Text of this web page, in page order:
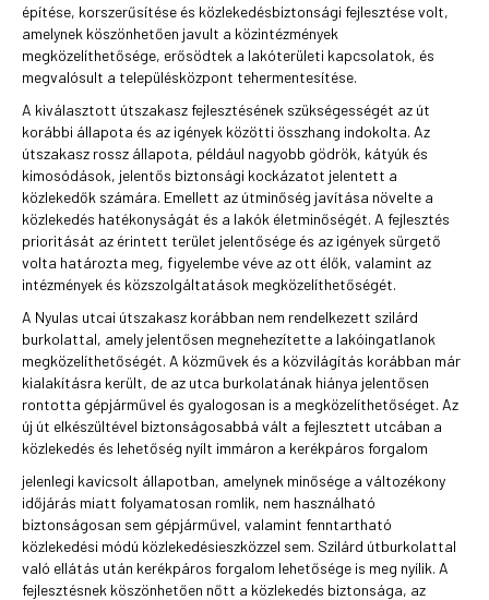
építése, korszerűsítése és közlekedésbiztonsági fejlesztése volt,
amelynek köszönhetően javult a közintézmények
megközelíthetősége, erősödtek a lakóterületi kapcsolatok, és
megvalósult a településközpont tehermentesítése.
A kiválasztott útszakasz fejlesztésének szükségességét az út
korábbi állapota és az igények közötti összhang indokolta. Az
útszakasz rossz állapota, például nagyobb gödrök, kátyúk és
kimosódások, jelentős biztonsági kockázatot jelentett a
közlekedők számára. Emellett az útminőség javítása növelte a
közlekedés hatékonyságát és a lakók életminőségét. A fejlesztés
prioritását az érintett terület jelentősége és az igények sürgető
volta határozta meg, figyelembe véve az ott élők, valamint az
intézmények és közszolgáltatások megközelíthetőségét.
A Nyulas utcai útszakasz korábban nem rendelkezett szilárd
burkolattal, amely jelentősen megnehezítette a lakóingatlanok
megközelíthetőségét. A közművek és a közvilágítás korábban már
kialakításra került, de az utca burkolatának hiánya jelentősen
rontotta gépjárművel és gyalogosan is a megközelíthetőséget. Az
új út elkészültével biztonságosabbá vált a fejlesztett utcában a
közlekedés és lehetőség nyílt immáron a kerékpáros forgalom
jelenlegi kavicsolt állapotban, amelynek minősége a változékony
időjárás miatt folyamatosan romlik, nem használható
biztonságosan sem gépjárművel, valamint fenntartható
közlekedési módú közlekedésieszközzel sem. Szilárd útburkolattal
való ellátás után kerékpáros forgalom lehetősége is meg nyílik. A
fejlesztésnek köszönhetően nőtt a közlekedés biztonsága, az